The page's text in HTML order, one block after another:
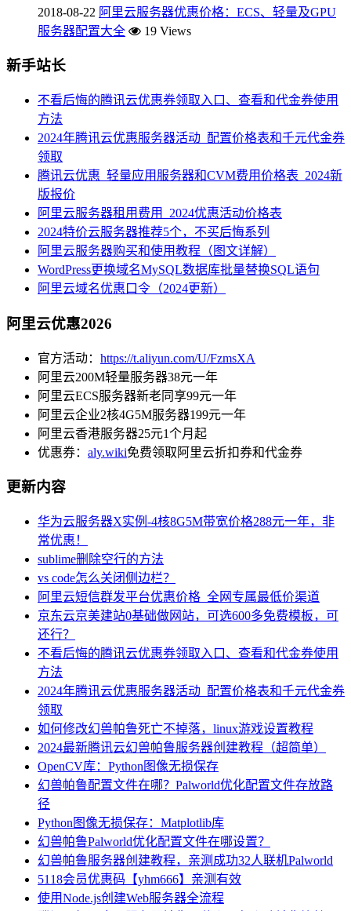
2018-08-22 阿里云服务器优惠价格：ECS、轻量及GPU
服务器配置大全
19 Views
新手站长
不看后悔的腾讯云优惠券领取入口、查看和代金券使用
方法
2024年腾讯云优惠服务器活动_配置价格表和千元代金券
领取
腾讯云优惠_轻量应用服务器和CVM费用价格表_2024新
版报价
阿里云服务器租用费用_2024优惠活动价格表
2024特价云服务器推荐5个，不买后悔系列
阿里云服务器购买和使用教程（图文详解）
WordPress更换域名MySQL数据库批量替换SQL语句
阿里云域名优惠口令（2024更新）
阿里云优惠2026
官方活动： https://t.aliyun.com/U/FzmsXA
阿里云200M轻量服务器38元一年
阿里云ECS服务器新老同享99元一年
阿里云企业2核4G5M服务器199元一年
阿里云香港服务器25元1个月起
优惠券： aly.wiki免费领取阿里云折扣券和代金券
更新内容
华为云服务器X实例-4核8G5M带宽价格288元一年，非
常优惠！
sublime删除空行的方法
vs code怎么关闭侧边栏？
阿里云短信群发平台优惠价格_全网专属最低价渠道
京东云京美建站0基础做网站，可选600多免费模板，可
还行？
不看后悔的腾讯云优惠券领取入口、查看和代金券使用
方法
2024年腾讯云优惠服务器活动_配置价格表和千元代金券
领取
如何修改幻兽帕鲁死亡不掉落，linux游戏设置教程
2024最新腾讯云幻兽帕鲁服务器创建教程（超简单）
OpenCV库：Python图像无损保存
幻兽帕鲁配置文件在哪？Palworld优化配置文件存放路
径
Python图像无损保存：Matplotlib库
幻兽帕鲁Palworld优化配置文件在哪设置？
幻兽帕鲁服务器创建教程，亲测成功32人联机Palworld
5118会员优惠码【yhm666】亲测有效
使用Node.js创建Web服务器全流程